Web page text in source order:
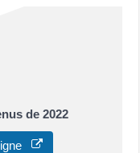
de 2022
ligne